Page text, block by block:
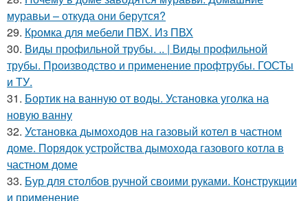
муравьи – откуда они берутся?
29. Кромка для мебели ПВХ. Из ПВХ
30. Виды профильной трубы. .. | Виды профильной
трубы. Производство и применение профтрубы. ГОСТы
и ТУ.
31. Бортик на ванную от воды. Установка уголка на
новую ванну
32. Установка дымоходов на газовый котел в частном
доме. Порядок устройства дымохода газового котла в
частном доме
33. Бур для столбов ручной своими руками. Конструкции
и применение